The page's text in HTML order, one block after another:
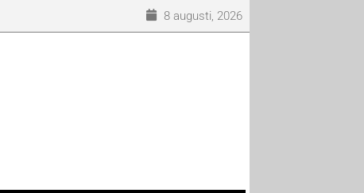
8 augusti, 2026